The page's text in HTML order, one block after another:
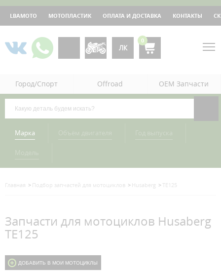
LBAMOTO МОТОПЛАСТИК ОПЛАТА И ДОСТАВКА КОНТАКТЫ
ЛК
0
Город/Спорт Offroad OEM Запчасти
Марка
Главная Подбор запчастей для мотоциклов Husaberg TE125
Запчасти для мотоциклов Husaberg
TE125
ДОБАВИТЬ В МОИ МОТОЦИКЛЫ